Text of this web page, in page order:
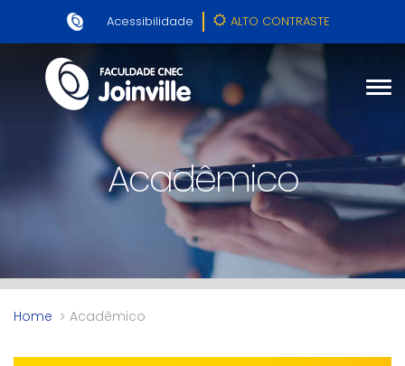
Acessibilidade ALTO CONTRASTE
Acadêmico
Home Acadêmico